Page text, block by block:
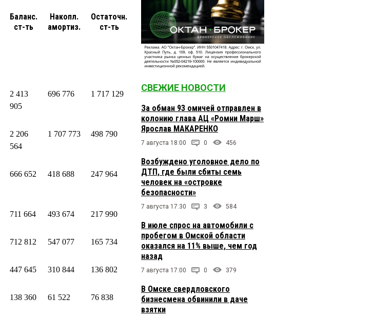
Баланс.
ст-ть
Накопл.
амортиз.
Остаточн.
ст-ть
2 413
905
696 776 1 717 129
2 206
564
1 707 773 498 790
666 652 418 688 247 964
711 664 493 674 217 990
712 812 547 077 165 734
447 645 310 844 136 802
138 360 61 522 76 838
СВЕЖИЕ НОВОСТИ
За обман 93 омичей отправлен в
колонию глава АЦ «Ромни Марш»
Ярослав МАКАРЕНКО
7 августа 18:00 0 456
Возбуждено уголовное дело по
ДТП, где были сбиты семь
человек на «островке
безопасности»
7 августа 17:30 3 584
В июле спрос на автомобили с
пробегом в Омской области
оказался на 11% выше, чем год
назад
7 августа 17:00 0 379
В Омске свердловского
бизнесмена обвинили в даче
взятки